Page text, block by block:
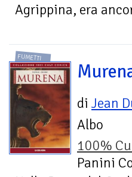
Agrippina, era
FUMETTI
di Jean
Albo
100%
Panini